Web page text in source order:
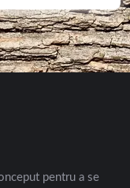
pentru a se